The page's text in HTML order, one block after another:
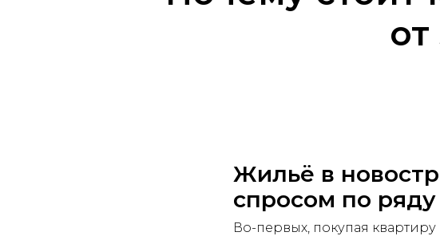
Жильё в
спросом по
Во-первых, покупая